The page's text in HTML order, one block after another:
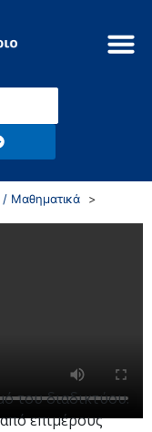
/ Μαθηματικά
του διαδικτύου.
επιμέρους